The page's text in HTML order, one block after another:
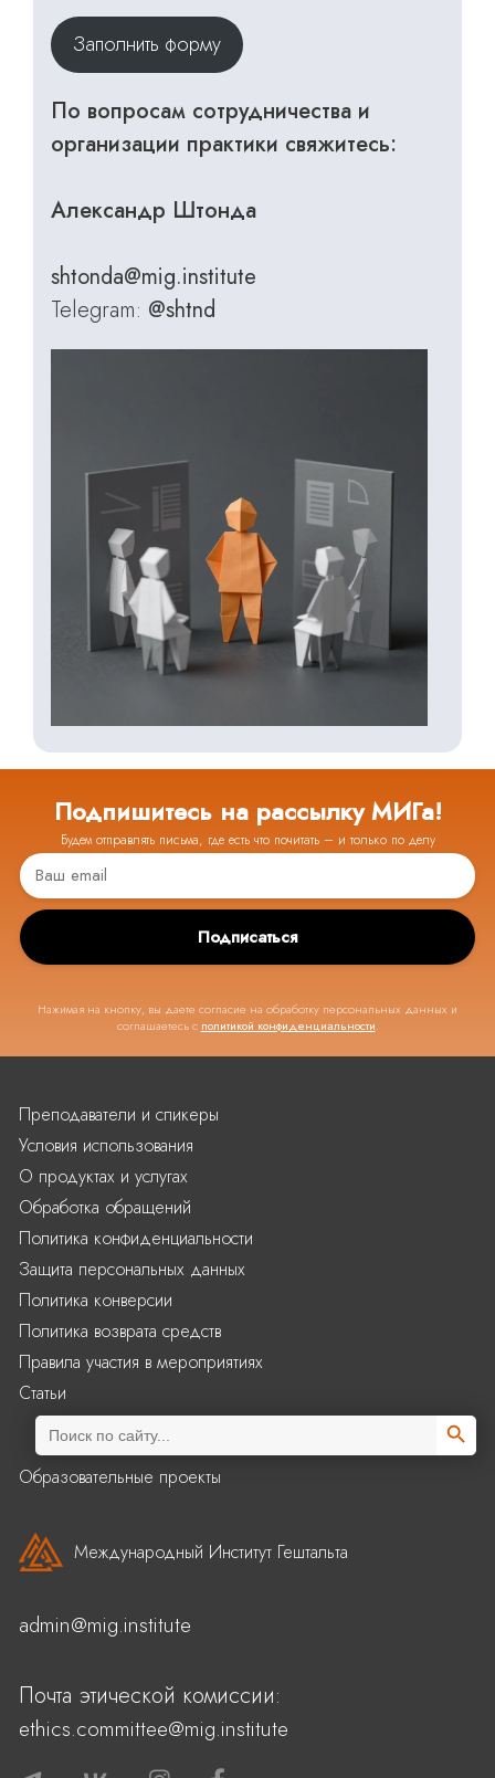
Заполнить форму
По вопросам сотрудничества и
организации практики свяжитесь:
Александр Штонда
shtonda@mig.institute
Telegram: @shtnd
Подпишитесь на рассылку МИГа!
Будем отправлять письма, где есть что почитать – и только по делу
Подписаться
Нажимая на кнопку, вы даете согласие на обработку персональных данных и
соглашаетесь с политикой конфиденциальности.
Образовательные проекты
Преподаватели и спикеры
Условия использования
О продуктах и услугах
Обработка обращений
Политика конфиденциальности
Защита персональных данных
Политика конверсии
Политика возврата средств
Правила участия в мероприятиях
Статьи
Search
for:
Search
Международный Институт Гештальта
admin@mig.institute
Почта этической комиссии:
ethics.committee@mig.institute